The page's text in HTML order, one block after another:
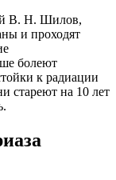
В. Н. Шилов,
и проходят
болеют
к радиации
стареют на 10 лет